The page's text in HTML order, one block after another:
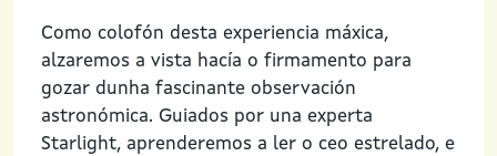
Como colofón desta experiencia máxica,
alzaremos a vista hacía o firmamento para
gozar dunha fascinante observación
astronómica. Guiados por una experta
Starlight, aprenderemos a ler o ceo estrelado, e